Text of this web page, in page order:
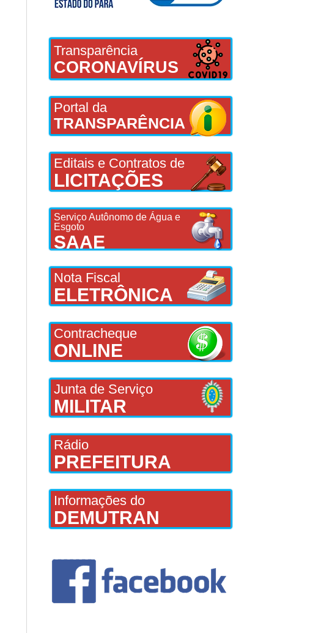
Transparência
CORONAVÍRUS
Portal da
TRANSPARÊNCIA
Editais e Contratos de
LICITAÇÕES
Serviço Autônomo de Água e
Esgoto
SAAE
Nota Fiscal
ELETRÔNICA
Contracheque
ONLINE
Junta de Serviço
MILITAR
Rádio
PREFEITURA
Informações do
DEMUTRAN